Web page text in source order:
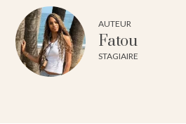
AUTEUR
Fatou
STAGIAIRE